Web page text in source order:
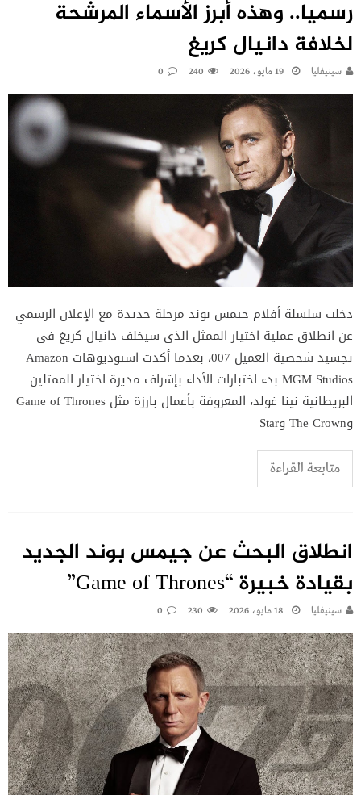
رسميا.. وهذه أبرز الأسماء المرشحة
لخلافة دانيال كريغ
سينيفليا 19 مايو، 2026 240
0
دخلت سلسلة أفلام جيمس بوند مرحلة جديدة مع الإعلان الرسمي
عن انطلاق عملية اختيار الممثل الذي سيخلف دانيال كريغ في
تجسيد شخصية العميل 007، بعدما أكدت استوديوهات Amazon
MGM Studios بدء اختبارات الأداء بإشراف مديرة اختيار الممثلين
البريطانية نينا غولد، المعروفة بأعمال بارزة مثل Game of Thrones
وThe Crown وStar
متابعة القراءة
انطلاق البحث عن جيمس بوند الجديد
بقيادة خبيرة “Game of Thrones”
سينيفليا 18 مايو، 2026 230
0